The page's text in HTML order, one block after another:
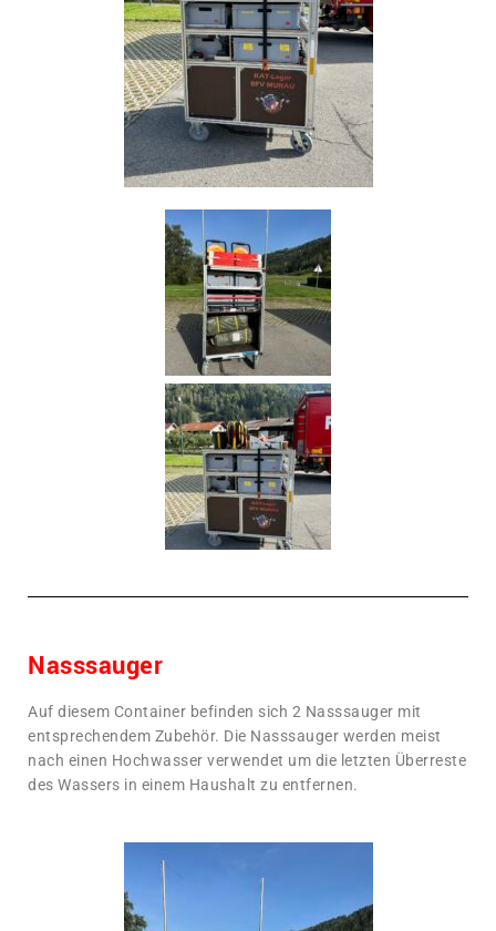
Nasssauger
Auf diesem Container befinden sich 2 Nasssauger mit
entsprechendem Zubehör. Die Nasssauger werden meist
nach einen Hochwasser verwendet um die letzten Überreste
des Wassers in einem Haushalt zu entfernen.